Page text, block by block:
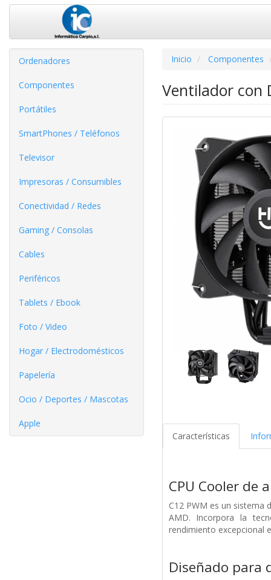
Ordenadores
Componentes
Portátiles
SmartPhones / Teléfonos
Televisor
Impresoras / Consumibles
Conectividad / Redes
Gaming / Consolas
Cables
Periféricos
Tablets / Ebook
Foto / Video
Hogar / Electrodomésticos
Papelería
Ocio / Deportes / Mascotas
Apple
Inicio Componentes
Ventilador con
Características
CPU Cooler de
C12 PWM es un sistema
AMD. Incorpora la
rendimiento excepcional
Diseñado para